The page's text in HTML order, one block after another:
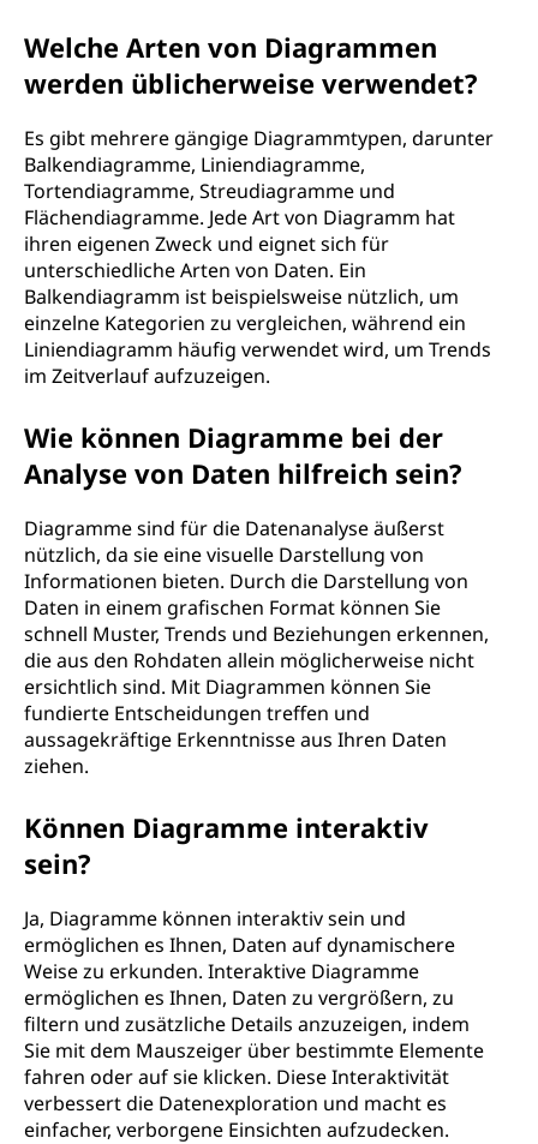
Welche Arten von Diagrammen
werden üblicherweise verwendet?
Es gibt mehrere gängige Diagrammtypen, darunter
Balkendiagramme, Liniendiagramme,
Tortendiagramme, Streudiagramme und
Flächendiagramme. Jede Art von Diagramm hat
ihren eigenen Zweck und eignet sich für
unterschiedliche Arten von Daten. Ein
Balkendiagramm ist beispielsweise nützlich, um
einzelne Kategorien zu vergleichen, während ein
Liniendiagramm häufig verwendet wird, um Trends
im Zeitverlauf aufzuzeigen.
Wie können Diagramme bei der
Analyse von Daten hilfreich sein?
Diagramme sind für die Datenanalyse äußerst
nützlich, da sie eine visuelle Darstellung von
Informationen bieten. Durch die Darstellung von
Daten in einem grafischen Format können Sie
schnell Muster, Trends und Beziehungen erkennen,
die aus den Rohdaten allein möglicherweise nicht
ersichtlich sind. Mit Diagrammen können Sie
fundierte Entscheidungen treffen und
aussagekräftige Erkenntnisse aus Ihren Daten
ziehen.
Können Diagramme interaktiv
sein?
Ja, Diagramme können interaktiv sein und
ermöglichen es Ihnen, Daten auf dynamischere
Weise zu erkunden. Interaktive Diagramme
ermöglichen es Ihnen, Daten zu vergrößern, zu
filtern und zusätzliche Details anzuzeigen, indem
Sie mit dem Mauszeiger über bestimmte Elemente
fahren oder auf sie klicken. Diese Interaktivität
verbessert die Datenexploration und macht es
einfacher, verborgene Einsichten aufzudecken.